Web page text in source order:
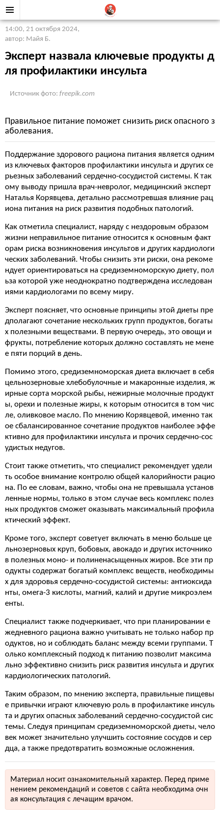
14:00, 21 октября 2024,
автор: Майя Б.
Эксперт назвала ключевые продукты д
ля профилактики инсульта
Источник фото: freepik.com
Правильное питание поможет снизить риск опасного з
аболевания.
Поддержание здорового рациона питания является одним
из ключевых факторов профилактики инсульта и других се
рьезных заболеваний сердечно-сосудистой системы. К так
ому выводу пришла врач-невролог, медицинский эксперт
Наталья Корявцева, детально рассмотревшая влияние рац
иона питания на риск развития подобных патологий.
Как отметила специалист, наряду с нездоровым образом
жизни неправильное питание относится к основным факт
орам риска возникновения инсультов и других кардиологи
ческих заболеваний. Чтобы снизить эти риски, она рекоме
ндует ориентироваться на средиземноморскую диету, пол
ьза которой уже неоднократно подтверждена исследован
иями кардиологами по всему миру.
Эксперт поясняет, что основные принципы этой диеты пре
дполагают сочетание нескольких групп продуктов, богаты
х полезными веществами. В первую очередь, это овощи и
фрукты, потребление которых должно составлять не мене
е пяти порций в день.
Помимо этого, средиземноморская диета включает в себя
цельнозерновые хлебобулочные и макаронные изделия, ж
ирные сорта морской рыбы, нежирные молочные продукт
ы, орехи и полезные жиры, к которым относится в том чис
ле, оливковое масло. По мнению Корявцевой, именно так
ое сбалансированное сочетание продуктов наиболее эффе
ктивно для профилактики инсульта и прочих сердечно-сос
удистых недугов.
Стоит также отметить, что специалист рекомендует удели
ть особое внимание контролю общей калорийности рацио
на. По ее словам, важно, чтобы она не превышала установ
ленные нормы, только в этом случае весь комплекс полез
ных продуктов сможет оказывать максимальный профила
ктический эффект.
Кроме того, эксперт советует включать в меню больше це
льнозерновых круп, бобовых, авокадо и других источнико
в полезных моно- и полиненасыщенных жиров. Все эти пр
одукты содержат богатый комплекс веществ, необходимы
х для здоровья сердечно-сосудистой системы: антиоксида
нты, омега-3 кислоты, магний, калий и другие микроэлем
енты.
Специалист также подчеркивает, что при планировании е
жедневного рациона важно учитывать не только набор пр
одуктов, но и соблюдать баланс между всеми группами. Т
олько комплексный подход к питанию позволит максима
льно эффективно снизить риск развития инсульта и других
кардиологических патологий.
Таким образом, по мнению эксперта, правильные пищевы
е привычки играют ключевую роль в профилактике инсуль
та и других опасных заболеваний сердечно-сосудистой сис
темы. Следуя принципам средиземноморской диеты, чело
век может значительно улучшить состояние сосудов и сер
дца, а также предотвратить возможные осложнения.
Материал носит ознакомительный характер. Перед приме
нением рекомендаций и советов с сайта необходима очн
ая консультация с лечащим врачом.